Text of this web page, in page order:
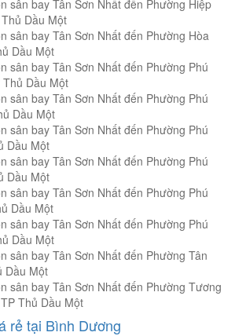
sân bay Tân Sơn Nhất đến Phường Hiệp
Dầu Một
sân bay Tân Sơn Nhất đến Phường Hòa
Dầu Một
sân bay Tân Sơn Nhất đến Phường Phú
Dầu Một
sân bay Tân Sơn Nhất đến Phường Phú
Dầu Một
sân bay Tân Sơn Nhất đến Phường Phú
Dầu Một
sân bay Tân Sơn Nhất đến Phường Phú
Dầu Một
sân bay Tân Sơn Nhất đến Phường Phú
Dầu Một
sân bay Tân Sơn Nhất đến Phường Phú
Dầu Một
sân bay Tân Sơn Nhất đến Phường Tân
Dầu Một
sân bay Tân Sơn Nhất đến Phường Tương
Thủ Dầu Một
rẻ tại Bình Dương